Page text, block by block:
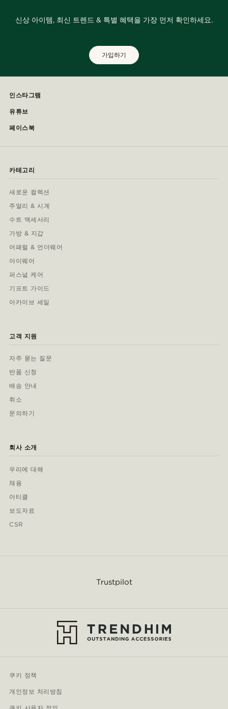
신상 아이템, 최신 트렌드 & 특별 혜택을 가장 먼저 확인하세요.
가입하기
인스타그램
유튜브
페이스북
카테고리
새로운 컬렉션
주얼리 & 시계
수트 액세서리
가방 & 지갑
어패럴 & 언더웨어
아이웨어
퍼스널 케어
기프트 가이드
아카이브 세일
고객 지원
자주 묻는 질문
반품 신청
배송 안내
취소
문의하기
회사 소개
우리에 대해
채용
아티클
보도자료
CSR
Trustpilot
쿠키 정책
개인정보 처리방침